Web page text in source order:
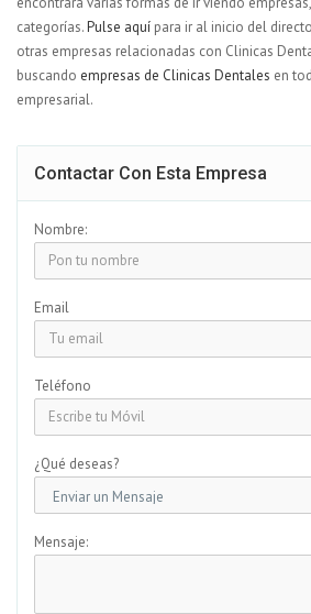
categorías.Pulse aquí para ir al inicio del
otras empresas relacionadas con Clinicas
buscando empresas de Clinicas Dentales en
empresarial.
Contactar Con Esta Empresa
Nombre:
Email
Teléfono
¿Qué deseas?
Mensaje: